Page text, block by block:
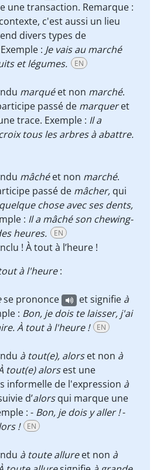
une transaction. Remarque :
c'est aussi un lieu
divers types de
: Je vais au marché
et légumes.
EN
marquéet non marché.
passé de marqueret
trace. Exemple : Il a
tous les arbres à abattre.
mâchéet non marché.
passé de mâcher, qui
chose avec ses dents,
: Il a mâché son chewing-
heures.
EN
! À tout à l’heure !
à l'heure:
se prononce et signifie à
: Bon, je dois te laisser, j'ai
À tout à l'heure !
EN
à tout(e), alorset non à
tout(e) alorsest une
informelle de l'expression à
d’alorsqui marque une
: - Bon, je dois y aller !-
!
EN
à toute allureet non à